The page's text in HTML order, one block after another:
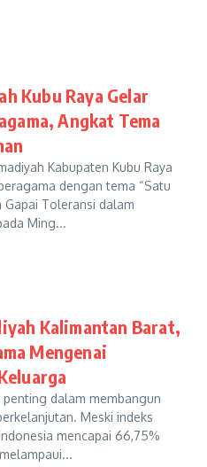
Kubu Raya Gelar
Angkat Tema
Kabupaten Kubu Raya
dengan tema “Satu
Gapai Toleransi dalam
Ming...
Kalimantan Barat,
Mengenai
dalam membangun
Meski indeks
mencapai 66,75%